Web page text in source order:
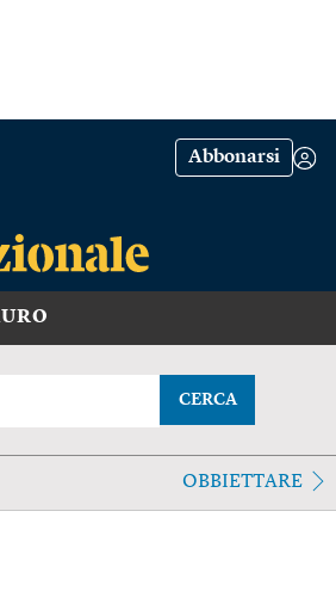
Abbonarsi
CERCA
OBBIETTARE